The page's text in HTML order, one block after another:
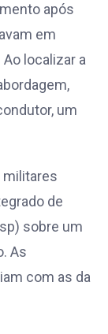
após
em
localizar a
um
militares
de
sobre um
As
com as da